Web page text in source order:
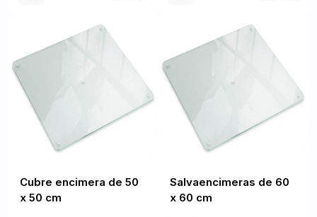
Cubre encimera de 50
x 50 cm
Salvaencimeras de 60
x 60 cm